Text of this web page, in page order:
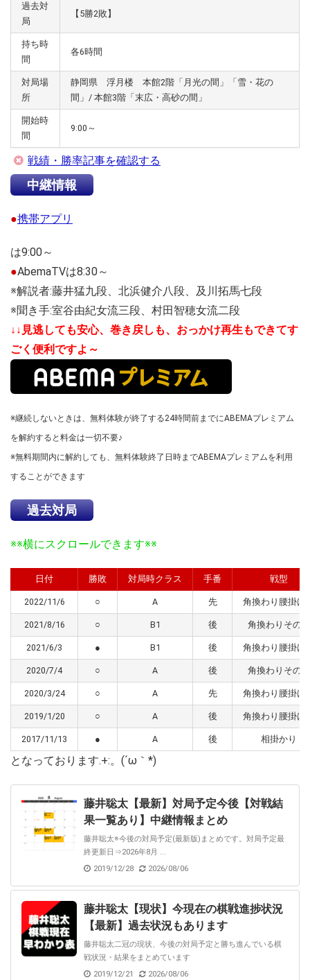
過去対
局
【5勝2敗】
持ち時
間
各6時間
対局場
所
静岡県 浮月楼 本館2階「月光の間」「雪・花の
間」/ 本館3階「末広・高砂の間」
開始時
間
9:00～
戦績・勝率記事を確認する
中継情報
●携帯アプリ
は9:00～
●AbemaTVは8:30～
※解説者:藤井猛九段、北浜健介八段、及川拓馬七段
※聞き手:室谷由紀女流三段、村田智穂女流二段
↓↓見逃しても安心、巻き戻しも、おっかけ再生もできてす
ごく便利ですよ～
※継続しないときは、無料体験が終了する24時間前までにABEMAプレミアム
を解約すると料金は一切不要♪
※無料期間内に解約しても、無料体験終了日時までABEMAプレミアムを利用
することができます
過去対局
※※横にスクロールできます※※
日付 勝敗 対局時クラス 手番 戦型
2022/11/6 ○ A 先 角換わり腰掛け
2021/8/16 ○ B1 後 角換わりその他
2021/6/3 ● B1 後 角換わり腰掛け
2020/7/4 ○ A 後 角換わりその他
2020/3/24 ○ A 先 角換わり腰掛け
2019/1/20 ○ A 後 角換わり腰掛け
2017/11/13 ● A 後 相掛かり
となっております.+:。(´ω｀*)
藤井聡太【最新】対局予定今後【対戦結
果一覧あり】中継情報まとめ
藤井聡太※今後の対局予定(最新版)まとめです。対局予定最
終更新日⇒2026年8月 ...
2019/12/28
2026/08/06
藤井聡太【現状】今現在の棋戦進捗状況
【最新】過去状況もあります
藤井聡太二冠の現状、今後の対局予定と勝ち進んでいる棋
戦状況・結果をまとめています
2019/12/21
2026/08/06